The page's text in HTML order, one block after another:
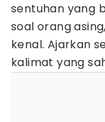
sentuhan yang
soal orang
kenal. Ajarkan
kalimat yang